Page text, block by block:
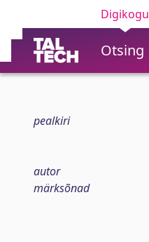
Digikogu
Otsing
pealkiri
autor
märksõnad